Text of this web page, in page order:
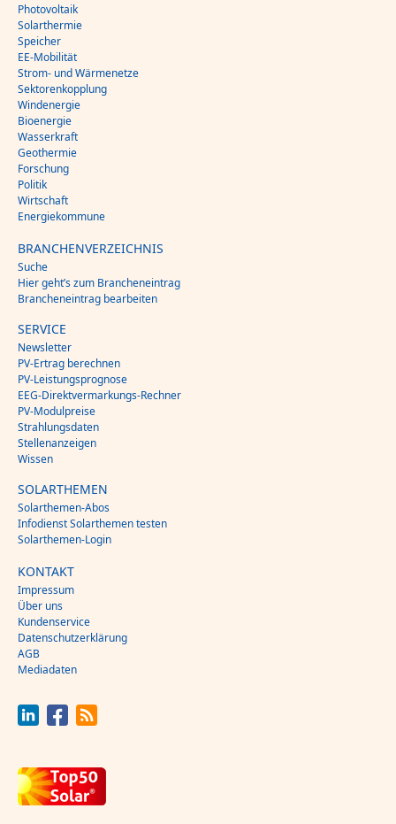
Photovoltaik
Solarthermie
Speicher
EE-Mobilität
Strom- und Wärmenetze
Sektorenkopplung
Windenergie
Bioenergie
Wasserkraft
Geothermie
Forschung
Politik
Wirtschaft
Energiekommune
BRANCHENVERZEICHNIS
Suche
Hier geht’s zum Brancheneintrag
Brancheneintrag bearbeiten
SERVICE
Newsletter
PV-Ertrag berechnen
PV-Leistungsprognose
EEG-Direktvermarkungs-Rechner
PV-Modulpreise
Strahlungsdaten
Stellenanzeigen
Wissen
SOLARTHEMEN
Solarthemen-Abos
Infodienst Solarthemen testen
Solarthemen-Login
KONTAKT
Impressum
Über uns
Kundenservice
Datenschutzerklärung
AGB
Mediadaten